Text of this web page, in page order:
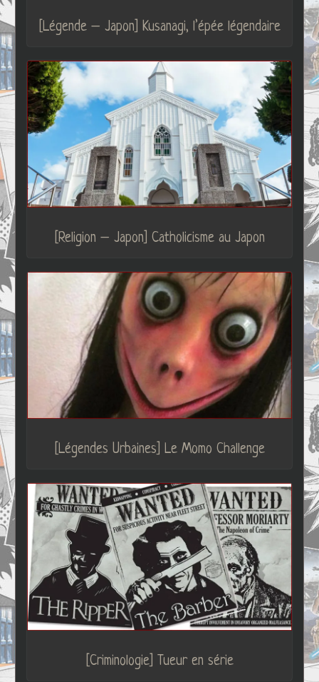
[Légende – Japon] Kusanagi, l’épée légendaire
[Religion – Japon] Catholicisme au Japon
[Légendes Urbaines] Le Momo Challenge
[Criminologie] Tueur en série